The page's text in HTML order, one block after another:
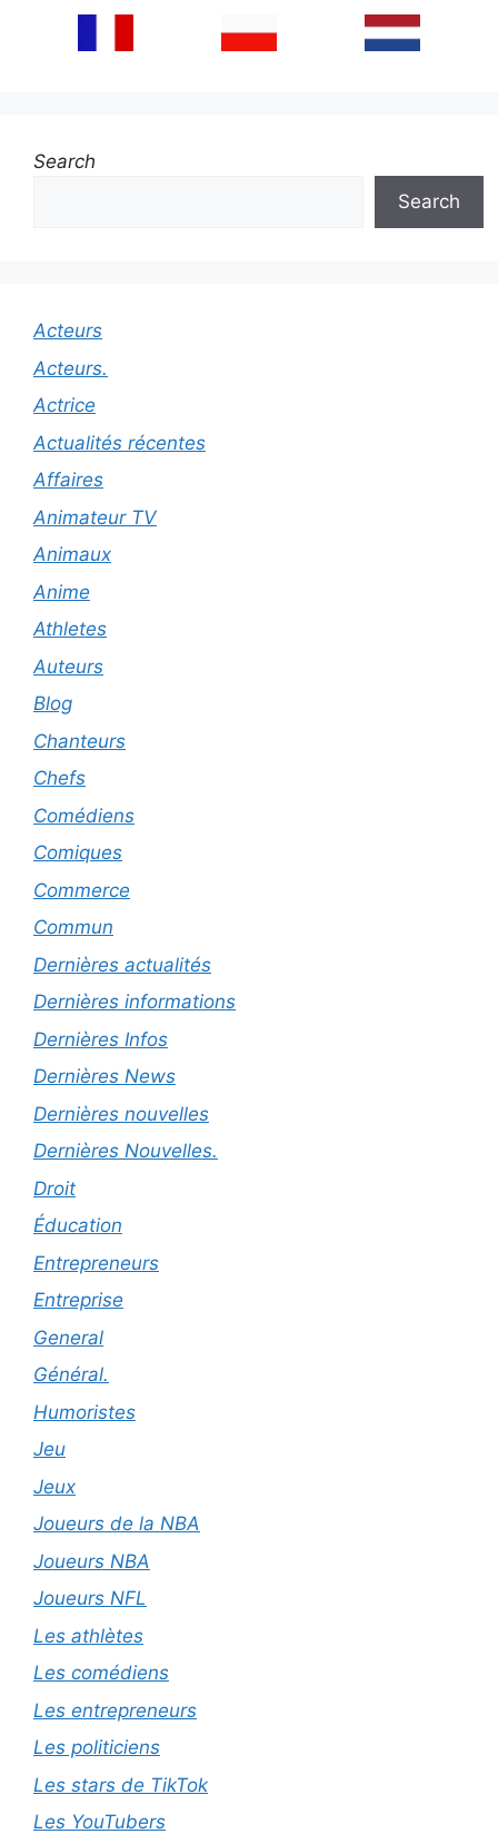
Search
Search
Acteurs
Acteurs.
Actrice
Actualités récentes
Affaires
Animateur TV
Animaux
Anime
Athletes
Auteurs
Blog
Chanteurs
Chefs
Comédiens
Comiques
Commerce
Commun
Dernières actualités
Dernières informations
Dernières Infos
Dernières News
Dernières nouvelles
Dernières Nouvelles.
Droit
Éducation
Entrepreneurs
Entreprise
General
Général.
Humoristes
Jeu
Jeux
Joueurs de la NBA
Joueurs NBA
Joueurs NFL
Les athlètes
Les comédiens
Les entrepreneurs
Les politiciens
Les stars de TikTok
Les YouTubers